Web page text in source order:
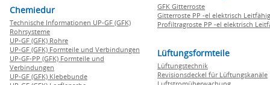
Chemiedur
Technische Informationen UP-GF (GFK)
Rohrsysteme
UP-GF (GFK) Rohre
UP-GF (GFK) Formteile und Verbindungen
UP-GF-PP (GFK) Formteile und
Verbindungen
UP-GF (GFK) Klebebunde
GFK Gitterroste
Gitterroste PP -el elektrisch Leitfähig
Profiltragroste PP -el elektrisch
Lüftungsformteile
Lüftungstechnik
Revisionsdeckel für Lüftungskanäle